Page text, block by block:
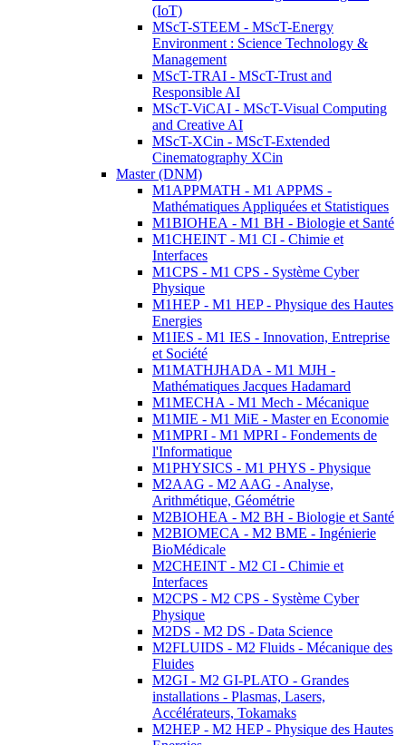
(IoT)
MScT-STEEM - MScT-Energy
Environment : Science Technology &
Management
MScT-TRAI - MScT-Trust and
Responsible AI
MScT-ViCAI - MScT-Visual Computing
and Creative AI
MScT-XCin - MScT-Extended
Cinematography XCin
Master (DNM)
M1APPMATH - M1 APPMS -
Mathématiques Appliquées et Statistiques
M1BIOHEA - M1 BH - Biologie et Santé
M1CHEINT - M1 CI - Chimie et
Interfaces
M1CPS - M1 CPS - Système Cyber
Physique
M1HEP - M1 HEP - Physique des Hautes
Energies
M1IES - M1 IES - Innovation, Entreprise
et Société
M1MATHJHADA - M1 MJH -
Mathématiques Jacques Hadamard
M1MECHA - M1 Mech - Mécanique
M1MIE - M1 MiE - Master en Economie
M1MPRI - M1 MPRI - Fondements de
l'Informatique
M1PHYSICS - M1 PHYS - Physique
M2AAG - M2 AAG - Analyse,
Arithmétique, Géométrie
M2BIOHEA - M2 BH - Biologie et Santé
M2BIOMECA - M2 BME - Ingénierie
BioMédicale
M2CHEINT - M2 CI - Chimie et
Interfaces
M2CPS - M2 CPS - Système Cyber
Physique
M2DS - M2 DS - Data Science
M2FLUIDS - M2 Fluids - Mécanique des
Fluides
M2GI - M2 GI-PLATO - Grandes
installations - Plasmas, Lasers,
Accélérateurs, Tokamaks
M2HEP - M2 HEP - Physique des Hautes